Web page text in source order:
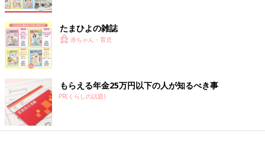
たまひよの雑誌
赤ちゃん・育児
もらえる年金25万円以下の人が知るべき事
PR(くらしの話題)